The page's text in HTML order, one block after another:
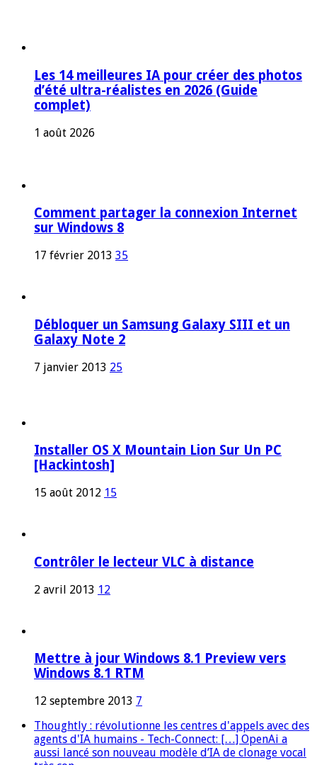
Les 14 meilleures IA pour créer des photos
d’été ultra-réalistes en 2026 (Guide
complet)
1 août 2026
Comment partager la connexion Internet
sur Windows 8
17 février 2013 35
Débloquer un Samsung Galaxy SIII et un
Galaxy Note 2
7 janvier 2013 25
Installer OS X Mountain Lion Sur Un PC
[Hackintosh]
15 août 2012 15
Contrôler le lecteur VLC à distance
2 avril 2013 12
Mettre à jour Windows 8.1 Preview vers
Windows 8.1 RTM
12 septembre 2013 7
Thoughtly : révolutionne les centres d'appels avec des
agents d'IA humains - Tech-Connect: […] OpenAi a
aussi lancé son nouveau modèle d’IA de clonage vocal